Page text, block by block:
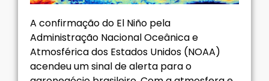
A confirmação do El Niño pela
Administração Nacional Oceânica e
Atmosférica dos Estados Unidos (NOAA)
acendeu um sinal de alerta para o